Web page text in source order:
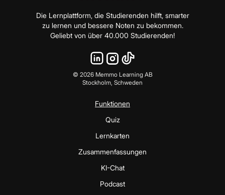
Die Lernplattform, die Studierenden hilft, smarter
zu lernen und bessere Noten zu bekommen.
Geliebt von über 40.000 Studierenden!
© 2026Memmo Learning AB
Stockholm, Schweden
Funktionen
Quiz
Lernkarten
Zusammenfassungen
KI-Chat
Podcast